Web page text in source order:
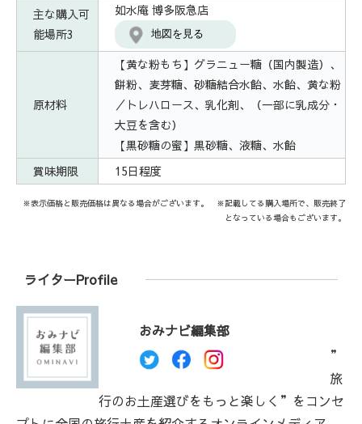
主な購入可
能場所3
如水庵 博多阪急店
地図を見る
原材料
【黄な粉もち】グラニュー糖（国内製造）、
餅粉、麦芽糖、砂糖結合水飴、水飴、黄な粉
／トレハロース、乳化剤、（一部に乳成分・
大豆を含む）
【黒砂糖の蜜】黒砂糖、液糖、水飴
賞味期限
15日程度
※表示価格と販売価格は異なる場合がございます。 ※記載してる購入場所で、販売終了
となっている場合もございます。
ライターProfile
おみナビ編集部
”
旅
行のお土産選びをもっと楽しく”をコンセ